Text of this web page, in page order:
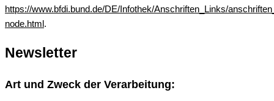
https://www.bfdi.bund.de/DE/Infothek/Anschriften_Links/
node.html.
Newsletter
Art und Zweck der Verarbeitung: